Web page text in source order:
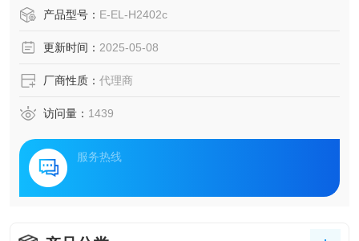
产品型号： E-EL-H2402c
更新时间： 2025-05-08
厂商性质： 代理商
访问量： 1439
服务热线